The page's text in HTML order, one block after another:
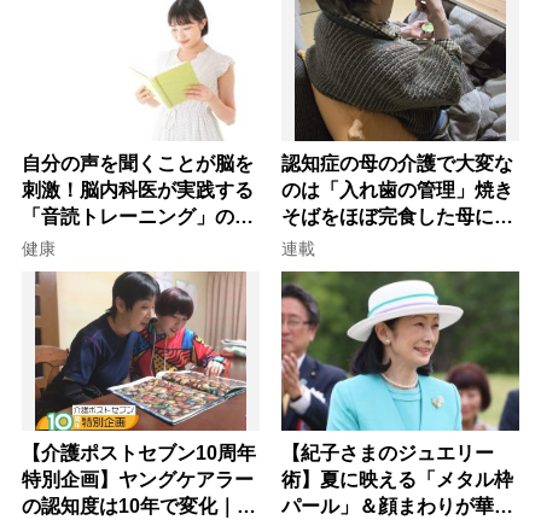
自分の声を聞くことが脳を
刺激！脳内科医が実践する
「音読トレーニング」の極
意
健康
認知症の母の介護で大変な
のは「入れ歯の管理」焼き
そばをほぼ完食した母に息
子が血の気が引いた理由
連載
【介護ポストセブン10周年
特別企画】ヤングケアラー
の認知度は10年で変化｜流
【紀子さまのジュエリー
術】夏に映える「メタル枠
パール」＆顔まわりが華や